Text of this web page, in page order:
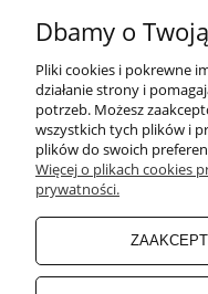
Dbamy o
Pliki cookies i pokrewne
działanie strony i
potrzeb. Możesz
wszystkich tych plików i
plików do swoich
Więcej o plikach cookies
prywatności.